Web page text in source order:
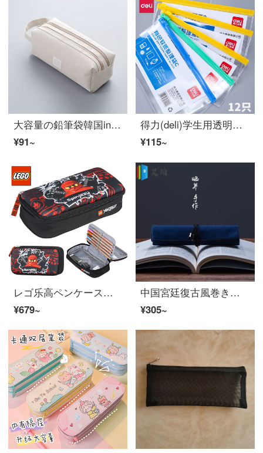
大容量の鉛筆袋韓国ins少女心ぺンケス簡単小清新中学生用帆布文具箱灰色
¥91~
得力(deli)学生用透明ペンケンカラーファスナー袋には小切手のトランペット収納袋5521がランダムに配付されています(12本入り)
¥115~
レゴ乐高ペンケースぺンケス文具箱幻影忍者カイペンケース小学生二階三次元ハードケース漫画大容量筆箱男の子黒赤20027
¥679~
中国宮廷復古風巻きペンケンス故宮創意万年笔袋巻きペンカーテン日本文芸大学生文具箱青暮（期間限定で銅尺＋金属製燕尾挟み）
¥305~